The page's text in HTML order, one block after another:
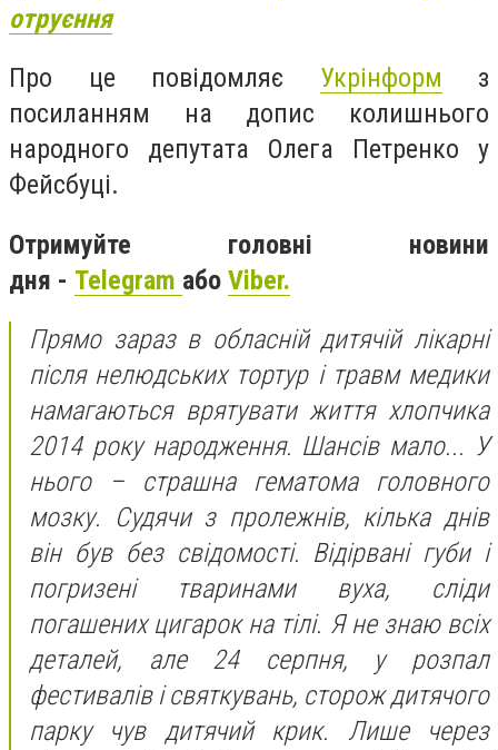
отруєння
Про це повідомляє Укрінформ з
посиланням на допис колишнього
народного депутата Олега Петренко у
Фейсбуці.
Отримуйте головні новини
дня - Telegram або Viber.
Прямо зараз в обласній дитячій лікарні
після нелюдських тортур і травм медики
намагаються врятувати життя хлопчика
2014 року народження. Шансів мало... У
нього – страшна гематома головного
мозку. Судячи з пролежнів, кілька днів
він був без свідомості. Відірвані губи і
погризені тваринами вуха, сліди
погашених цигарок на тілі. Я не знаю всіх
деталей, але 24 серпня, у розпал
фестивалів і святкувань, сторож дитячого
парку чув дитячий крик. Лише через